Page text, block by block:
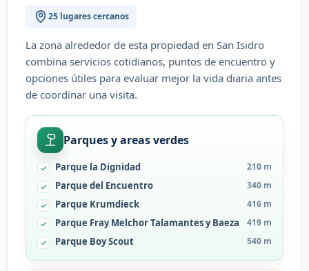
25 lugares cercanos
La zona alrededor de esta propiedad en San Isidro
combina servicios cotidianos, puntos de encuentro y
opciones útiles para evaluar mejor la vida diaria antes
de coordinar una visita.
Parques y areas verdes
Parque la Dignidad 210 m
Parque del Encuentro 340 m
Parque Krumdieck 416 m
Parque Fray Melchor Talamantes y Baeza 419 m
Parque Boy Scout 540 m